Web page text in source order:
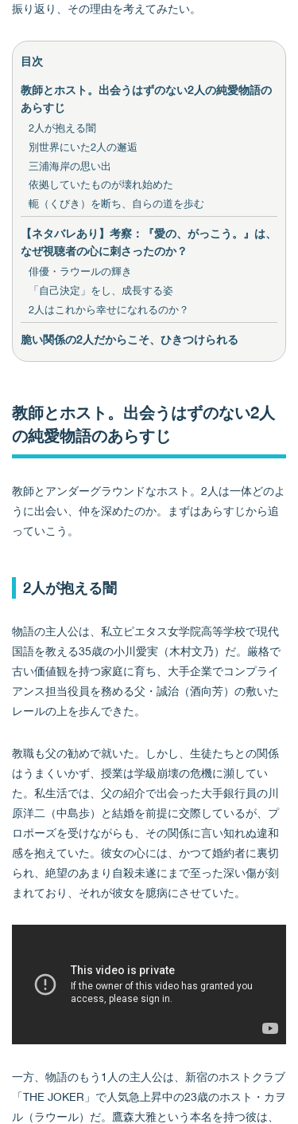
振り返り、その理由を考えてみたい。
目次
教師とホスト。出会うはずのない2人の純愛物語の
あらすじ
2人が抱える闇
別世界にいた2人の邂逅
三浦海岸の思い出
依拠していたものが壊れ始めた
軛（くびき）を断ち、自らの道を歩む
【ネタバレあり】考察：『愛の、がっこう。』は、
なぜ視聴者の心に刺さったのか？
俳優・ラウールの輝き
「自己決定」をし、成長する姿
2人はこれから幸せになれるのか？
脆い関係の2人だからこそ、ひきつけられる
教師とホスト。出会うはずのない2人
の純愛物語のあらすじ
教師とアンダーグラウンドなホスト。2人は一体どのよ
うに出会い、仲を深めたのか。まずはあらすじから追
っていこう。
2人が抱える闇
物語の主人公は、私立ピエタス女学院高等学校で現代
国語を教える35歳の小川愛実（木村文乃）だ。厳格で
古い価値観を持つ家庭に育ち、大手企業でコンプライ
アンス担当役員を務める父・誠治（酒向芳）の敷いた
レールの上を歩んできた。
教職も父の勧めで就いた。しかし、生徒たちとの関係
はうまくいかず、授業は学級崩壊の危機に瀕してい
た。私生活では、父の紹介で出会った大手銀行員の川
原洋二（中島歩）と結婚を前提に交際しているが、プ
ロポーズを受けながらも、その関係に言い知れぬ違和
感を抱えていた。彼女の心には、かつて婚約者に裏切
られ、絶望のあまり自殺未遂にまで至った深い傷が刻
まれており、それが彼女を臆病にさせていた。
一方、物語のもう1人の主人公は、新宿のホストクラブ
「THE JOKER」で人気急上昇中の23歳のホスト・カヲ
ル（ラウール）だ。鷹森大雅という本名を持つ彼は、